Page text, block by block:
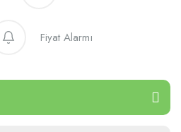
Fiyat Alarmı